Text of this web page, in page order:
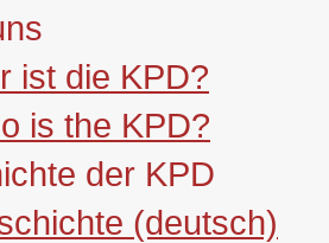
ist die KPD?
is the KPD?
der KPD
(deutsch)